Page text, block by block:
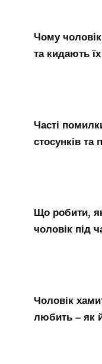
Чому
та кидають
Часті
стосунків та
Що робити,
чоловік під
Чоловік
любить – як